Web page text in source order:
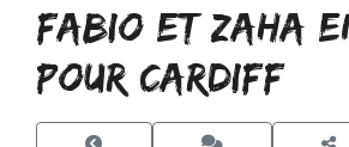
FABIO ET ZAHA
POUR CARDIFF